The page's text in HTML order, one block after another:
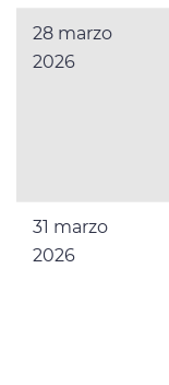
28 marzo
2026
31 marzo
2026